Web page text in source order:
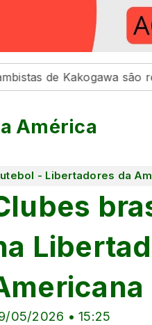
são recebidos
América
- Libertadores da
05/2026 • 15:25